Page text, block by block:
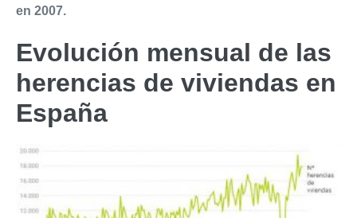
en 2007.
Evolución mensual de las
herencias de viviendas en
España